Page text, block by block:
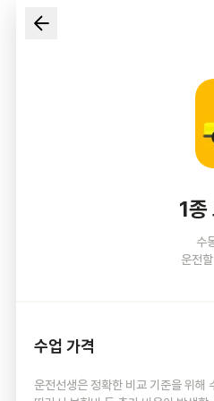
1종
수
운전
수업 가격
운전선생은 정확한 비교 기준을 위해